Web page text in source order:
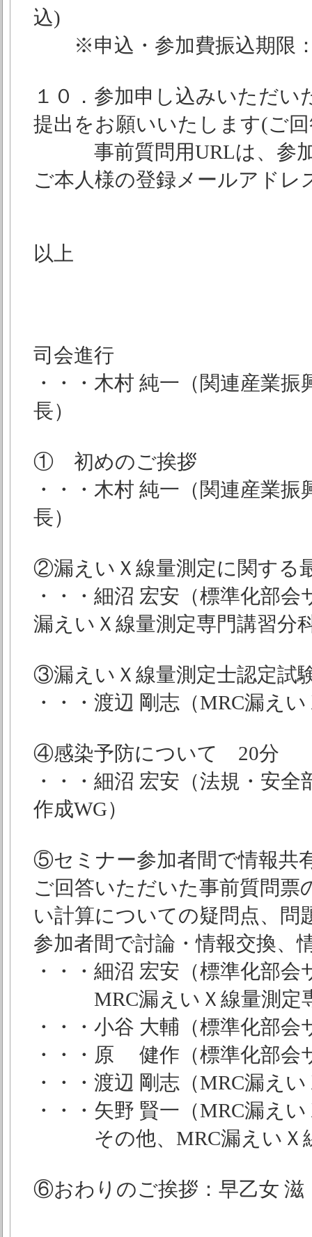
込)
※申込・参加費振込期限：
１０．参加申し込みいただ
提出をお願いいたします(ご
事前質問用URLは、参加
ご本人様の登録メールアドレ
以上
司会進行
・・・木村 純一（関連産業
長）
① 初めのご挨拶
・・・木村 純一（関連産業
長）
②漏えいＸ線量測定に関する
・・・細沼 宏安（標準化部
漏えいＸ線量測定専門講習分
③漏えいＸ線量測定士認定試
・・・渡辺 剛志（MRC漏え
④感染予防について 20分
・・・細沼 宏安（法規・安
作成WG）
⑤セミナー参加者間で情報
ご回答いただいた事前質問
い計算についての疑問点、問
参加者間で討論・情報交換、
・・・細沼 宏安（標準化部
MRC漏えいＸ線量測定専
・・・小谷 大輔（標準化部
・・・原 健作（標準化部会
・・・渡辺 剛志（MRC漏え
・・・矢野 賢一（MRC漏え
その他、MRC漏えいＸ線
⑥おわりのご挨拶：早乙女 滋